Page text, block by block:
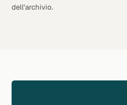
dell'archivio.